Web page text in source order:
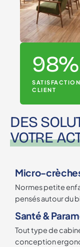
98%
SATISFACTION
CLIENT
DES
VOTRE
Micro-
Normes petite
pensés autour du
Santé &
Tout type de
conception